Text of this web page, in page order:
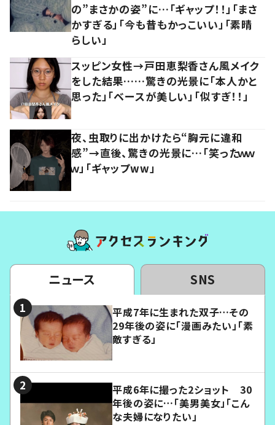
の”まさかの姿”に…「ギャップ！！」「まさ
かすぎる」「今も昔もかっこいい」「素晴
らしい」
スッピン女性→戸田恵梨香さん風メイク
をした結果……驚きの光景に「本人かと
思った」「ベースが美しい」「似すぎ！！」
夜、虫取りに出かけたら“胸元に違和
感”→直後、驚きの光景に…「笑ったｗｗ
ｗ」「ギャップww」
ニュース SNS
平成7年に生まれた双子…その
29年後の姿に「漫画みたい」「素
敵すぎる」
平成6年に撮った2ショット 30
年後の姿に…「美男美女」「こん
な夫婦になりたい」